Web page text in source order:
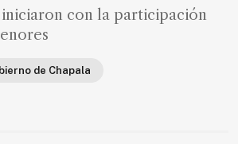
con la participación
de Chapala